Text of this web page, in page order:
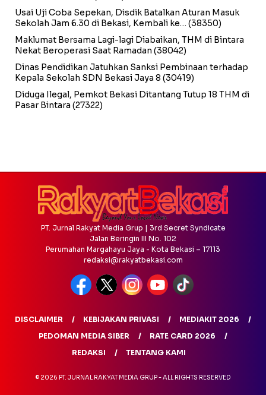
Usai Uji Coba Sepekan, Disdik Batalkan Aturan Masuk
Sekolah Jam 6.30 di Bekasi, Kembali ke… (38350)
Maklumat Bersama Lagi-lagi Diabaikan, THM di Bintara
Nekat Beroperasi Saat Ramadan (38042)
Dinas Pendidikan Jatuhkan Sanksi Pembinaan terhadap
Kepala Sekolah SDN Bekasi Jaya 8 (30419)
Diduga Ilegal, Pemkot Bekasi Ditantang Tutup 18 THM di
Pasar Bintara (27322)
PT. Jurnal Rakyat Media Grup | 3rd Secret Syndicate
Jalan Beringin III No. 102
Perumahan Margahayu Jaya - Kota Bekasi – 17113
redaksi@rakyatbekasi.com
DISCLAIMER KEBIJAKAN PRIVASI
MEDIAKIT 2026
PEDOMAN MEDIA SIBER
RATE CARD 2026
REDAKSI
TENTANG KAMI
© 2026 PT. JURNAL RAKYAT MEDIA GRUP - ALL RIGHTS RESERVED